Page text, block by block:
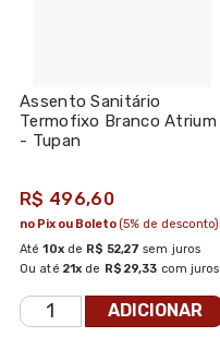
Assento Sanitário
Termofixo Branco Atrium
- Tupan
R$ 496,60
Até10xde R$ 52,27 sem juros
Ou até 21x de R$ 29,33 com juros
no Pix ou Boleto(5% de desconto)
ADICIONAR